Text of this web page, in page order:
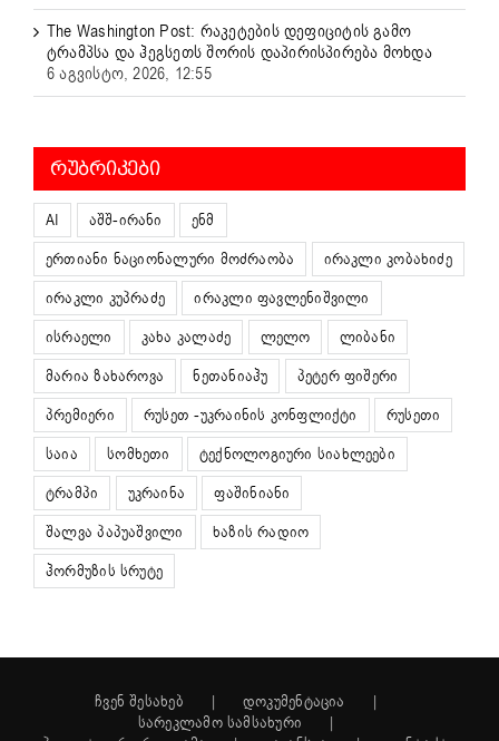
The Washington Post: რაკეტების დეფიციტის გამო
ტრამპსა და ჰეგსეთს შორის დაპირისპირება მოხდა
6 აგვისტო, 2026, 12:55
ᲠᲣᲑᲠᲘᲙᲔᲑᲘ
AI აშშ-ირანი
ენმ
ერთიანი ნაციონალური მოძრაობა
ირაკლი კობახიძე
ირაკლი კუპრაძე
ირაკლი ფავლენიშვილი
ისრაელი
კახა კალაძე ლელო
ლიბანი
მარია ზახაროვა
ნეთანიაჰუ
პეტერ ფიშერი
პრემიერი
რუსეთ -უკრაინის კონფლიქტი
რუსეთი
საია
სომხეთი
ტექნოლოგიური სიახლეები
ტრამპი
უკრაინა
ფაშინიანი
შალვა პაპუაშვილი
ხაზის რადიო
ჰორმუზის სრუტე
ჩვენ შესახებ
დოკუმენტაცია
სარეკლამო სამსახური